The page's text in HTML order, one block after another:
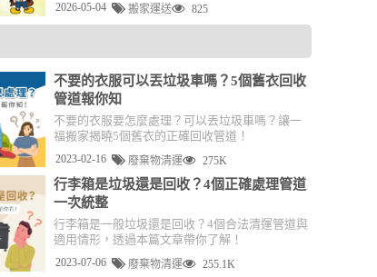
2026-05-04 搬家運送 825
不要的衣服可以丟垃圾車嗎？5個舊衣回收
管道報你知
不要的衣服要怎麼處理？可以丟垃圾車嗎？讓一
福搬家揭曉5個舊衣的正確回收管道！
2023-02-16 廢棄物清運 275K
行李箱是垃圾還是回收？4個正確處理管道
一次統整
行李箱是一般垃圾還是回收？4個合法清運管道與
適用情形，透過本篇文章帶你了解！
2023-07-06 廢棄物清運 255.1K